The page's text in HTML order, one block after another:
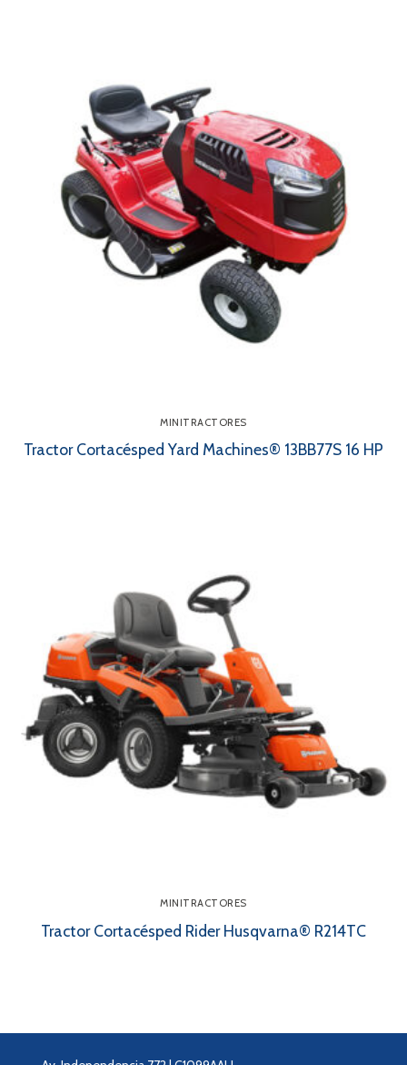
MINITRACTORES
Tractor Cortacésped Yard Machines® 13BB77S 16 HP
MINITRACTORES
Tractor Cortacésped Rider Husqvarna® R214TC